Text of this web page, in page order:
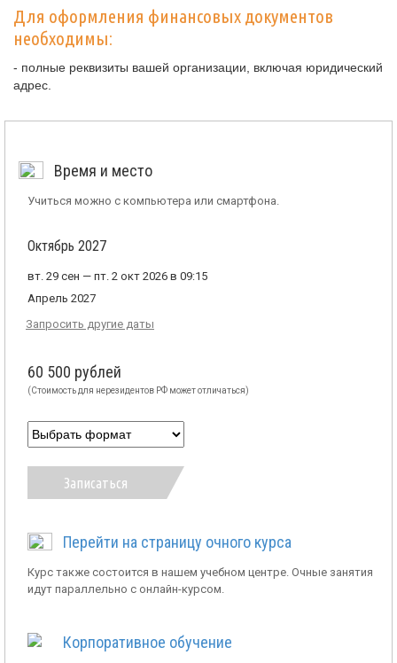
Для оформления финансовых документов
необходимы:
- полные реквизиты вашей организации, включая юридический
адрес.
Время и место
Учиться можно с компьютера или смартфона.
Октябрь 2027
вт. 29 сен — пт. 2 окт 2026 в 09:15
Апрель 2027
Запросить другие даты
60 500 рублей
(Стоимость для нерезидентов РФ может отличаться)
Записаться
Перейти на страницу очного курса
Курс также состоится в нашем учебном центре. Очные занятия
идут параллельно с онлайн-курсом.
Корпоративное обучение